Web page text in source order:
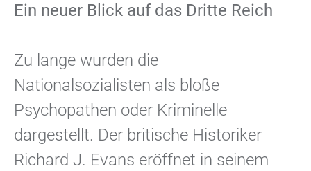
Ein neuer Blick auf das Dritte Reich
Zu lange wurden die
Nationalsozialisten als bloße
Psychopathen oder Kriminelle
dargestellt. Der britische Historiker
Richard J. Evans eröffnet in seinem